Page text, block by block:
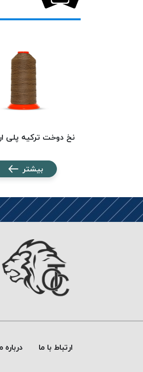
بیشتر
ارتباط با ما درباره